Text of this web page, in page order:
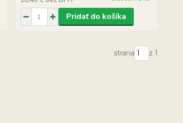
Pridať do košíka
strana z 1